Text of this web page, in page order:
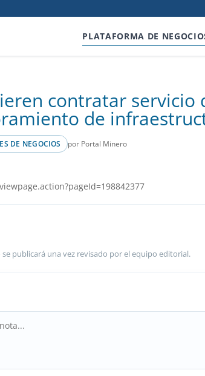
PLATAFORMA DE
contratar servicio
de
DE NEGOCIOS por Portal Minero
publicará una vez revisado por el equipo editorial.